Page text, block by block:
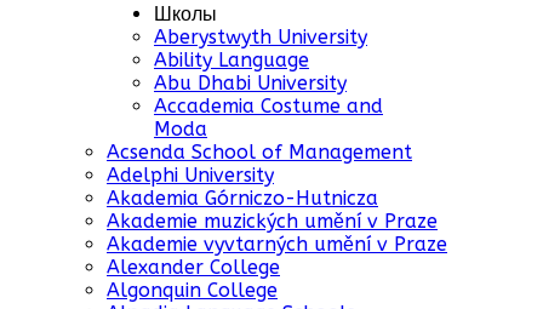
Школы
Aberystwyth University
Ability Language
Abu Dhabi University
Accademia Costume and
Moda
Acsenda School of Management
Adelphi University
Akademia Górniczo-Hutnicza
Akademie muzických umění v Praze
Akademie vyvtarných umění v Praze
Alexander College
Algonquin College